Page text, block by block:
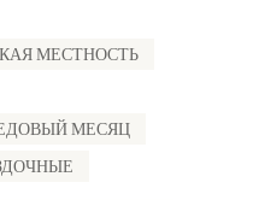
МЕСТНОСТЬ
МЕСЯЦ